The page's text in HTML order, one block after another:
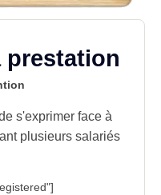
prestation
s'exprimer face à
plusieurs salariés